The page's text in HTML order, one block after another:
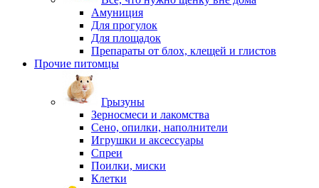
Амуниция
Для прогулок
Для площадок
Препараты от блох, клещей и глистов
Прочие питомцы
Грызуны
Зерносмеси и лакомства
Сено, опилки, наполнители
Игрушки и аксессуары
Спреи
Поилки, миски
Клетки